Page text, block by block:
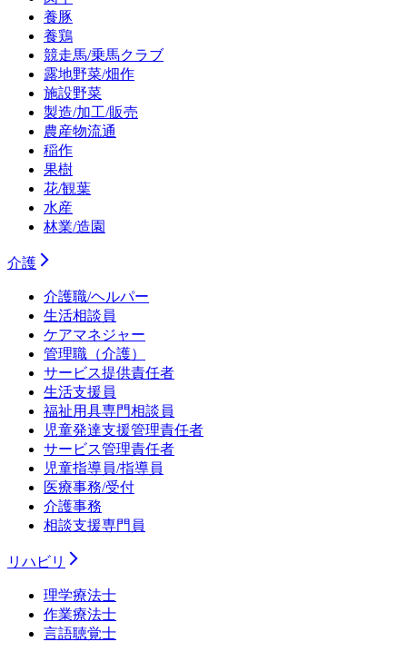
養豚
養鶏
競走馬/乗馬クラブ
露地野菜/畑作
施設野菜
製造/加工/販売
農産物流通
稲作
果樹
花/観葉
水産
林業/造園
介護
介護職/ヘルパー
生活相談員
ケアマネジャー
管理職（介護）
サービス提供責任者
生活支援員
福祉用具専門相談員
児童発達支援管理責任者
サービス管理責任者
児童指導員/指導員
医療事務/受付
介護事務
相談支援専門員
リハビリ
理学療法士
作業療法士
言語聴覚士